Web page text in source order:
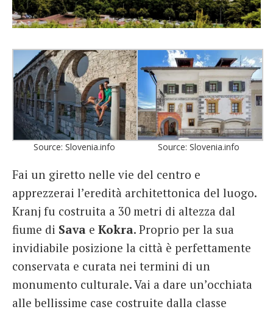
Source: Slovenia.info Source: Slovenia.info
Fai un giretto nelle vie del centro e
apprezzerai l’eredità architettonica del luogo.
Kranj fu costruita a 30 metri di altezza dal
fiume di Sava e Kokra. Proprio per la sua
invidiabile posizione la città è perfettamente
conservata e curata nei termini di un
monumento culturale. Vai a dare un’occhiata
alle bellissime case costruite dalla classe